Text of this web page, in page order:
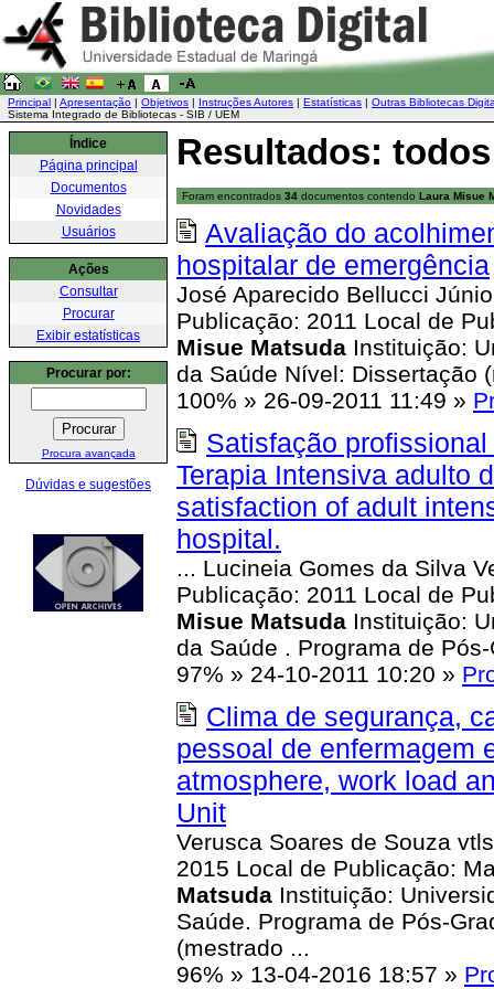
Principal | Apresentação | Objetivos | Instruções Autores | Estatísticas | Outras Bibliotecas
Sistema Integrado de Bibliotecas - SIB / UEM
Índice
Página principal
Documentos
Novidades
Usuários
Ações
Consultar
Procurar
Exibir estatísticas
Procurar por:
Procura avançada
Dúvidas e sugestões
Resultados:
Foram encontrados 34 documentos contendo Laura Misue
Avaliação do
hospitalar de emergência
José Aparecido Bellucci
Publicação: 2011 Local de
Misue Matsuda Instituição:
da Saúde Nível: Dissertação
100% » 26-09-2011 11:49 »
Satisfação
Terapia Intensiva adulto
satisfaction of adult
hospital.
... Lucineia Gomes da Silva
Publicação: 2011 Local de
Misue Matsuda Instituição:
da Saúde . Programa de
97% » 24-10-2011 10:20 »
Clima de segurança,
pessoal de enfermagem
atmosphere, work load
Unit
Verusca Soares de Souza
2015 Local de Publicação:
Matsuda Instituição:
Saúde. Programa de Pós-
(mestrado ...
96% » 13-04-2016 18:57 »